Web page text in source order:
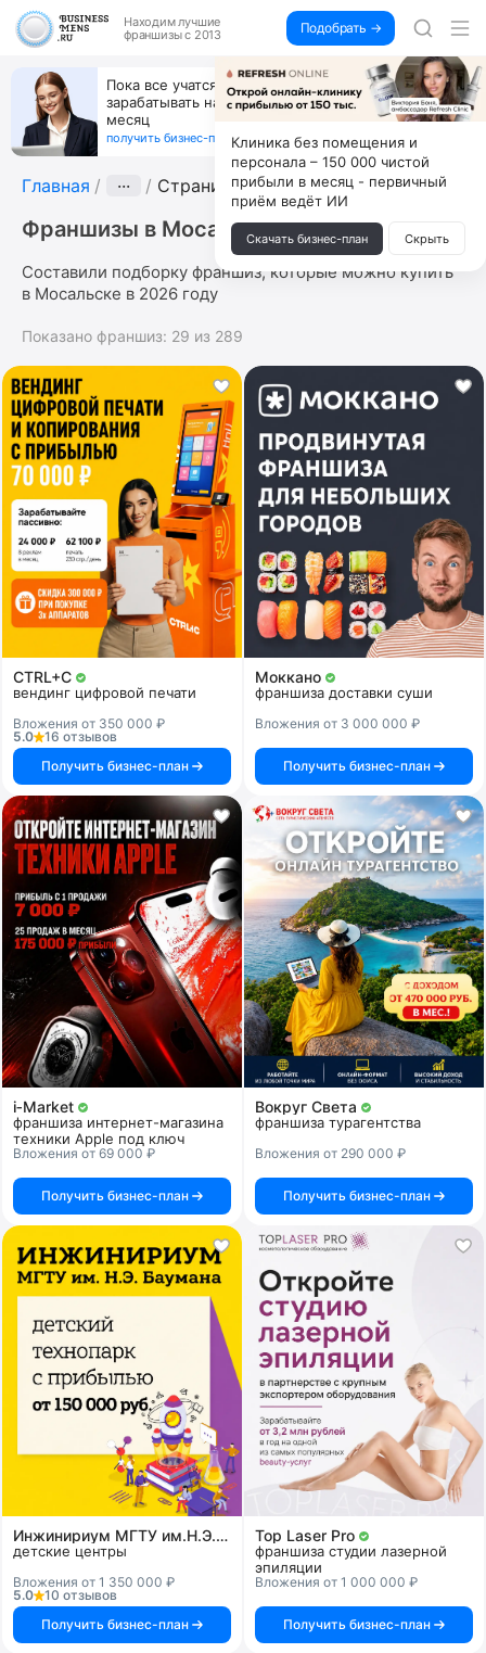
Находим лучшие
франшизы с 2013
Подобрать →
Пока все учатся пользоваться ИИ, вы можете
зарабатывать на их обучении по 500 тыс. каждый
месяц
получить бизнес-план ↓
Главная ··· Страница 5
Франшизы в Мосальске
Составили подборку франшиз, которые можно купить
в Мосальске в 2026 году
Показано франшиз: 29 из 289
CTRL+C
вендинг цифровой печати
Вложения от 350 000 ₽
5.0
16 отзывов
Получить бизнес-план
Моккано
франшиза доставки суши
Вложения от 3 000 000 ₽
Получить бизнес-план
i‑Market
франшиза интернет-магазина
техники Apple под ключ
Вложения от 69 000 ₽
Получить бизнес-план
Вокруг Света
франшиза турагентства
Вложения от 290 000 ₽
Получить бизнес-план
Инжинириум МГТУ им.Н.Э.Баумана
детские центры
Вложения от 1 350 000 ₽
5.0
10 отзывов
Получить бизнес-план
Top Laser Pro
франшиза студии лазерной
эпиляции
Вложения от 1 000 000 ₽
Получить бизнес-план
Клиника без помещения и
персонала – 150 000 чистой
прибыли в месяц - первичный
приём ведёт ИИ
Скачать бизнес-план Скрыть